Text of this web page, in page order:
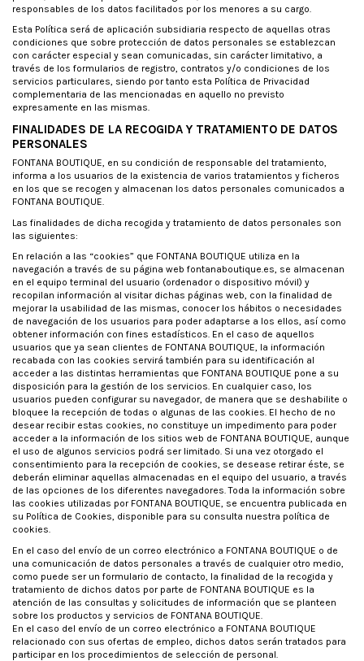
responsables de los datos facilitados por los menores a su cargo.
Esta Política será de aplicación subsidiaria respecto de aquellas otras
condiciones que sobre protección de datos personales se establezcan
con carácter especial y sean comunicadas, sin carácter limitativo, a
través de los formularios de registro, contratos y/o condiciones de los
servicios particulares, siendo por tanto esta Política de Privacidad
complementaria de las mencionadas en aquello no previsto
expresamente en las mismas.
FINALIDADES DE LA RECOGIDA Y TRATAMIENTO DE DATOS
PERSONALES
FONTANA BOUTIQUE, en su condición de responsable del tratamiento,
informa a los usuarios de la existencia de varios tratamientos y ficheros
en los que se recogen y almacenan los datos personales comunicados a
FONTANA BOUTIQUE.
Las finalidades de dicha recogida y tratamiento de datos personales son
las siguientes:
En relación a las “cookies” que FONTANA BOUTIQUE utiliza en la
navegación a través de su página web fontanaboutique.es, se almacenan
en el equipo terminal del usuario (ordenador o dispositivo móvil) y
recopilan información al visitar dichas páginas web, con la finalidad de
mejorar la usabilidad de las mismas, conocer los hábitos o necesidades
de navegación de los usuarios para poder adaptarse a los ellos, así como
obtener información con fines estadísticos. En el caso de aquellos
usuarios que ya sean clientes de FONTANA BOUTIQUE, la información
recabada con las cookies servirá también para su identificación al
acceder a las distintas herramientas que FONTANA BOUTIQUE pone a su
disposición para la gestión de los servicios. En cualquier caso, los
usuarios pueden configurar su navegador, de manera que se deshabilite o
bloquee la recepción de todas o algunas de las cookies. El hecho de no
desear recibir estas cookies, no constituye un impedimento para poder
acceder a la información de los sitios web de FONTANA BOUTIQUE, aunque
el uso de algunos servicios podrá ser limitado. Si una vez otorgado el
consentimiento para la recepción de cookies, se desease retirar éste, se
deberán eliminar aquellas almacenadas en el equipo del usuario, a través
de las opciones de los diferentes navegadores. Toda la información sobre
las cookies utilizadas por FONTANA BOUTIQUE, se encuentra publicada en
su Política de Cookies, disponible para su consulta nuestra política de
cookies.
En el caso del envío de un correo electrónico a FONTANA BOUTIQUE o de
una comunicación de datos personales a través de cualquier otro medio,
como puede ser un formulario de contacto, la finalidad de la recogida y
tratamiento de dichos datos por parte de FONTANA BOUTIQUE es la
atención de las consultas y solicitudes de información que se planteen
sobre los productos y servicios de FONTANA BOUTIQUE.
En el caso del envío de un correo electrónico a FONTANA BOUTIQUE
relacionado con sus ofertas de empleo, dichos datos serán tratados para
participar en los procedimientos de selección de personal.